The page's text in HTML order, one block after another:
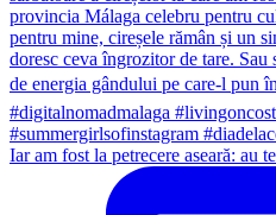
Iar am fost la petrecere aseară: au